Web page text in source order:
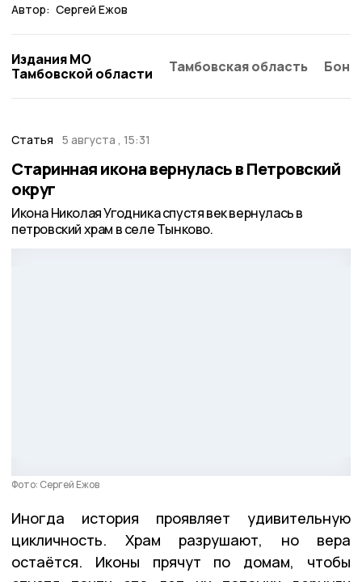
Автор: Сергей Ежов
Издания МО
Тамбовской области
Тамбовская область
Статья 5 августа , 15:31
Старинная икона вернулась в Петровский
округ
Икона Николая Угодника спустя век вернулась в
петровский храм в селе Тынково.
Фото: Сергей Ежов
Иногда история проявляет удивительную
цикличность. Храм разрушают, но вера
остаётся. Иконы прячут по домам, чтобы